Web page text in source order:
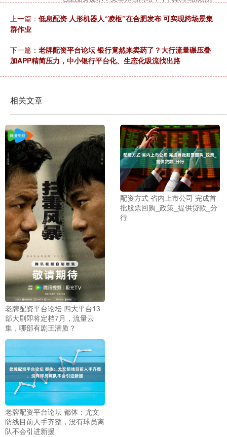
上一篇： 低息配资 人形机器人“凌枢”在合肥发布 可实现跨场景集
群作业
下一篇： 老牌配资平台论坛 银行竟然来卖药了？大行流量碾压叠
加APP精简压力，中小银行平台化、生态化吸流找出路
相关文章
老牌配资平台论坛 四大平台13
部大剧即将定档7月，流量云
集，哪部有剧王潜质？
配资方式 省内上市公司 完成首
批股票回购_政策_提供贷款_分
行
老牌配资平台论坛 都体：尤文
防线目前人手齐整，没有球员离
队不会引进新援